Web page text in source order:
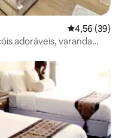
4,56 de uma
4,56 (39)
adoráveis, varanda